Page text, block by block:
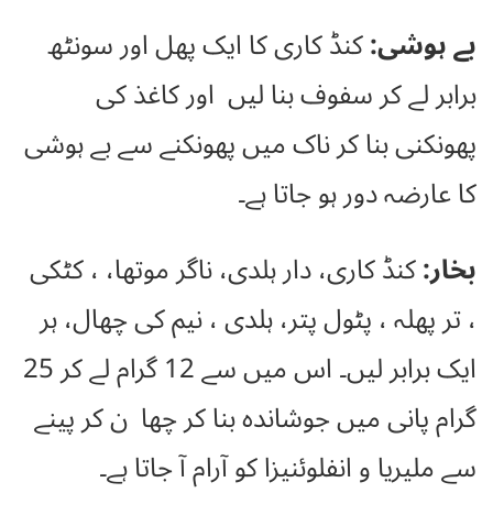
بے ہوشی:کنڈ کاری کا ایک پھل اور سونٹھ
برابر لے کر سفوف بنا لیں اور کاغذ کی
پھونکنی بنا کر ناک میں پھونکنے سے بے ہوشی
کا عارضہ دور ہو جاتا ہے۔
بخار:کنڈ کاری، دار ہلدی، ناگر موتھا، ، کٹکی
، تر پھلہ ، پٹول پتر، ہلدی ، نیم کی چھال، ہر
ایک برابر لیں۔ اس میں سے 12 گرام لے کر 25
گرام پانی میں جوشاندہ بنا کر چھا ن کر پینے
سے ملیریا و انفلوئنیزا کو آرام آ جاتا ہے۔